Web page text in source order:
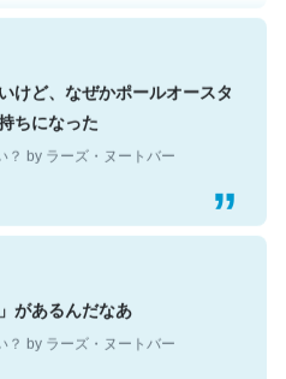
けど、なぜかポールオースタ
ちになった
by ラーズ・ヌートバー
があるんだなあ
by ラーズ・ヌートバー